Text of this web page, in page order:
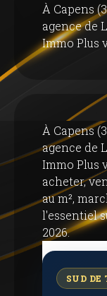
À Capens
agence de
Immo Plus
À Capens
agence de
Immo Plus
acheter,
au m²,
l'essentiel
2026.
SUD DE